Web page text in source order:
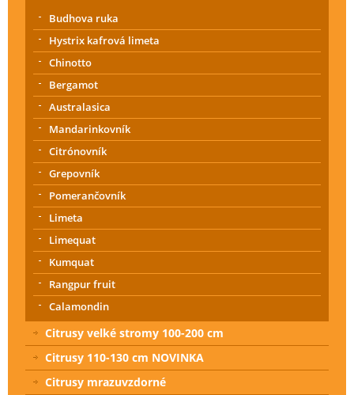
Budhova ruka
Hystrix kafrová limeta
Chinotto
Bergamot
Australasica
Mandarinkovník
Citrónovník
Grepovník
Pomerančovník
Limeta
Limequat
Kumquat
Rangpur fruit
Calamondin
Citrusy velké stromy 100-200 cm
Citrusy 110-130 cm NOVINKA
Citrusy mrazuvzdorné